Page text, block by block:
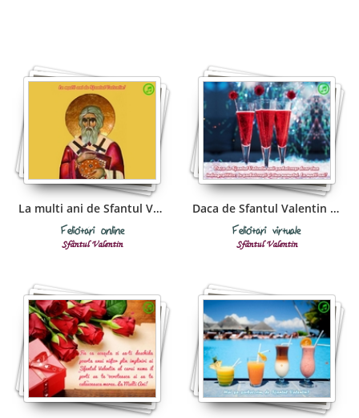
La multi ani de Sfantul Valentin!
Felicitări online
Sfântul Valentin
Daca de Sfantul Valentin unii sarbatoresc doar ziua
Felicitări virtuale
Sfântul Valentin